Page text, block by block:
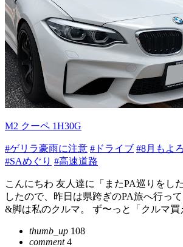
M2 クーペ 1H30G
#ゲリラ豪雨に注意 #ドライブ #8月もよ
#SAめぐり #高速道路
こんにちわ 友人達に「またPA巡りをし
したので、昨日は県跨ぎのPA旅へ行っ
&脚は私のクルマ。 ず〜っと「クルマ買
thumb_up 108
comment4